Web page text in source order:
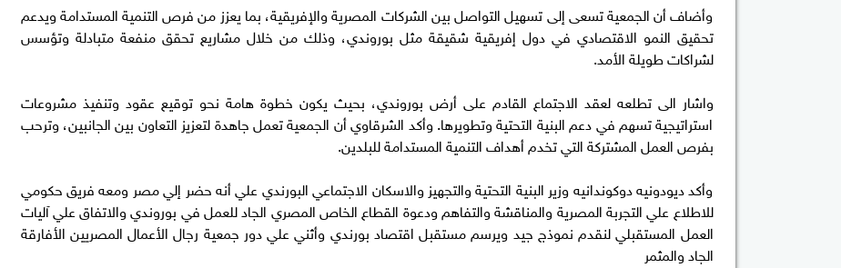
وأضاف أن الجمعية تسعى إلى تسهيل التواصل بين الشركات المصرية والإفريقية، بما يعزز من فرص التنمية المستدامة ويدعم
تحقيق النمو الاقتصادي في دول إفريقية شقيقة مثل بوروندي، وذلك من خلال مشاريع تحقق منفعة متبادلة وتؤسس
لشراكات طويلة الأمد.
واشار الى تطلعه لعقد الاجتماع القادم على أرض بوروندي، بحيث يكون خطوة هامة نحو توقيع عقود وتنفيذ مشروعات
استراتيجية تسهم في دعم البنية التحتية وتطويرها. وأكد الشرقاوي أن الجمعية تعمل جاهدة لتعزيز التعاون بين الجانبين، وترحب
بفرص العمل المشتركة التي تخدم أهداف التنمية المستدامة للبلدين.
وأكد ديودونيه دوكوندانيه وزير البنية التحتية والتجهيز والاسكان الاجتماعي البورندي علي أنه حضر إلي مصر ومعه فريق حكومي
للاطلاع علي التجربة المصرية والمناقشة والتفاهم ودعوة القطاع الخاص المصري الجاد للعمل في بوروندي والاتفاق علي آليات
العمل المستقبلي لنقدم نموذج جيد ويرسم مستقبل اقتصاد بورندي وأثني علي دور جمعية رجال الأعمال المصريين الأفارقة
الجاد والمثمر